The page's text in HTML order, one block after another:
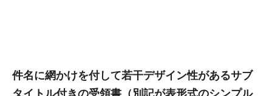
件名に網かけを付して若干デザイン性があるサブ
タイトル付きの受領書（別記が表形式のシンプル